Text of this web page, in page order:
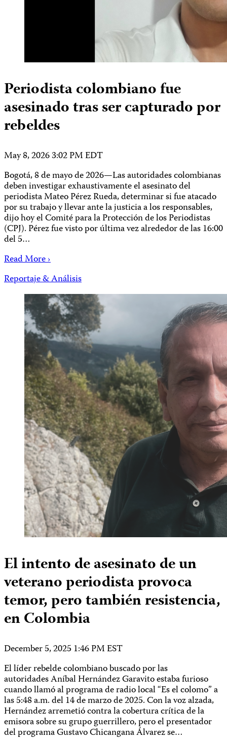
Periodista colombiano fue
asesinado tras ser capturado por
rebeldes
May 8, 2026 3:02 PM EDT
Bogotá, 8 de mayo de 2026—Las autoridades colombianas
deben investigar exhaustivamente el asesinato del
periodista Mateo Pérez Rueda, determinar si fue atacado
por su trabajo y llevar ante la justicia a los responsables,
dijo hoy el Comité para la Protección de los Periodistas
(CPJ). Pérez fue visto por última vez alrededor de las 16:00
del 5…
Read More ›
Reportaje & Análisis
El intento de asesinato de un
veterano periodista provoca
temor, pero también resistencia,
en Colombia
December 5, 2025 1:46 PM EST
El líder rebelde colombiano buscado por las
autoridades Aníbal Hernández Garavito estaba furioso
cuando llamó al programa de radio local “Es el colomo” a
las 5:48 a.m. del 14 de marzo de 2025. Con la voz alzada,
Hernández arremetió contra la cobertura crítica de la
emisora sobre su grupo guerrillero, pero el presentador
del programa Gustavo Chicangana Álvarez se…